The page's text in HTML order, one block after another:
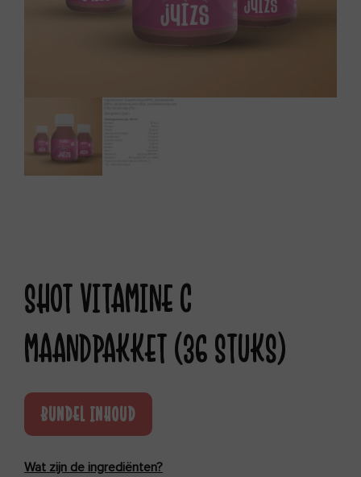
SHOT VITAMINE C
MAANDPAKKET (36 STUKS)
BUNDEL INHOUD
Wat zijn de ingrediënten?